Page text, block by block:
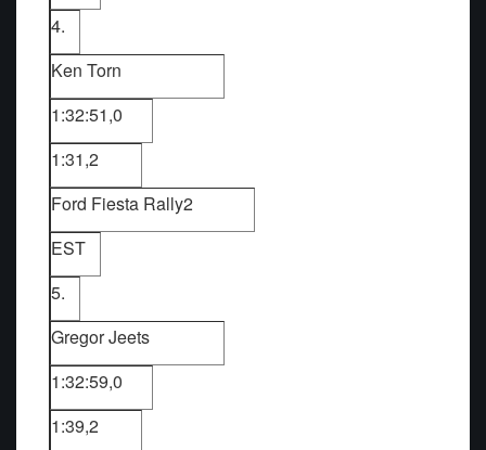
4.
Ken Torn
1:32:51,0
1:31,2
Ford Fiesta Rally2
EST
5.
Gregor Jeets
1:32:59,0
1:39,2